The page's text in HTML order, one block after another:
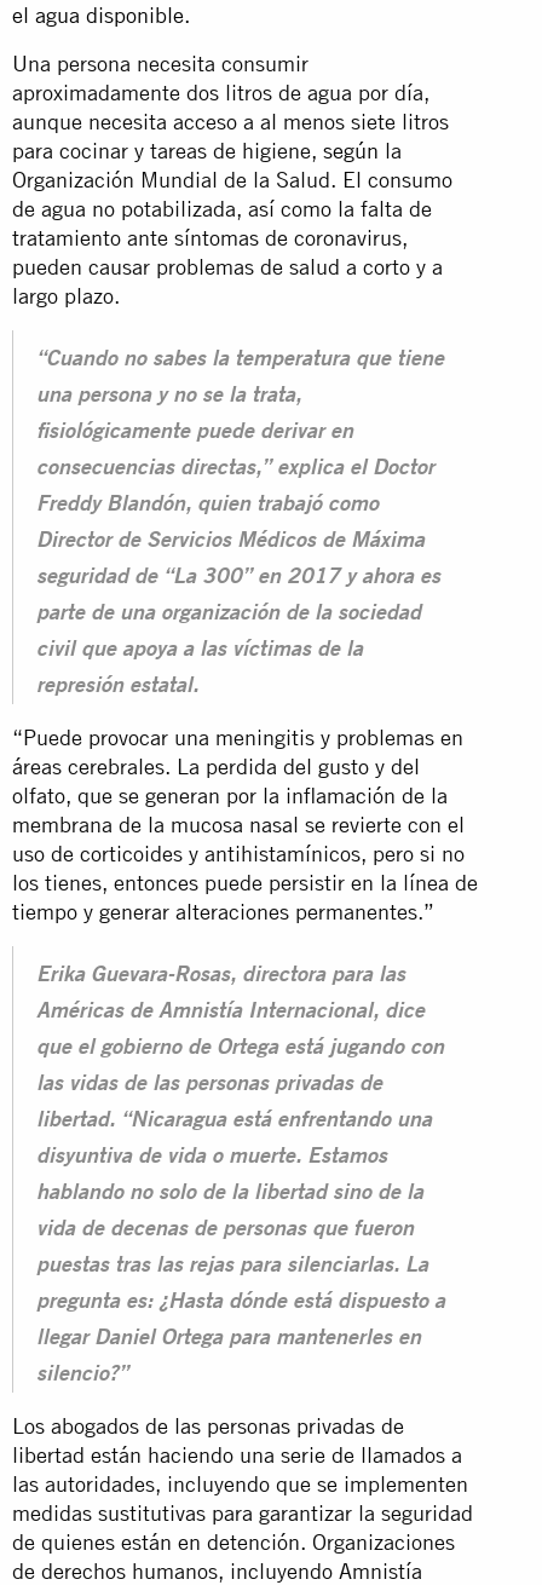
el agua disponible.
Una persona necesita consumir
aproximadamente dos litros de agua por día,
aunque necesita acceso a al menos siete litros
para cocinar y tareas de higiene, según la
Organización Mundial de la Salud. El consumo
de agua no potabilizada, así como la falta de
tratamiento ante síntomas de coronavirus,
pueden causar problemas de salud a corto y a
largo plazo.
“Cuando no sabes la temperatura que tiene
una persona y no se la trata,
fisiológicamente puede derivar en
consecuencias directas,” explica el Doctor
Freddy Blandón, quien trabajó como
Director de Servicios Médicos de Máxima
seguridad de “La 300” en 2017 y ahora es
parte de una organización de la sociedad
civil que apoya a las víctimas de la
represión estatal.
“Puede provocar una meningitis y problemas en
áreas cerebrales. La perdida del gusto y del
olfato, que se generan por la inflamación de la
membrana de la mucosa nasal se revierte con el
uso de corticoides y antihistamínicos, pero si no
los tienes, entonces puede persistir en la línea de
tiempo y generar alteraciones permanentes.”
Erika Guevara-Rosas, directora para las
Américas de Amnistía Internacional, dice
que el gobierno de Ortega está jugando con
las vidas de las personas privadas de
libertad. “Nicaragua está enfrentando una
disyuntiva de vida o muerte. Estamos
hablando no solo de la libertad sino de la
vida de decenas de personas que fueron
puestas tras las rejas para silenciarlas. La
pregunta es: ¿Hasta dónde está dispuesto a
llegar Daniel Ortega para mantenerles en
silencio?”
Los abogados de las personas privadas de
libertad están haciendo una serie de llamados a
las autoridades, incluyendo que se implementen
medidas sustitutivas para garantizar la seguridad
de quienes están en detención. Organizaciones
de derechos humanos, incluyendo Amnistía